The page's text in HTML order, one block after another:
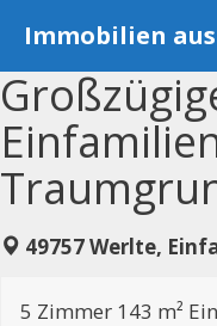
Inhalt
springen
Immobilien
49757 Werlte,
5 Zimmer 143 m²